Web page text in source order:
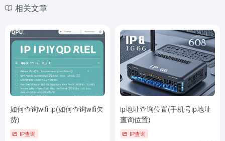
相关文章
如何查询wifi ip(如何查询wifi欠
费)
IP查询
ip地址查询位置(手机号ip地址
查询位置)
IP查询